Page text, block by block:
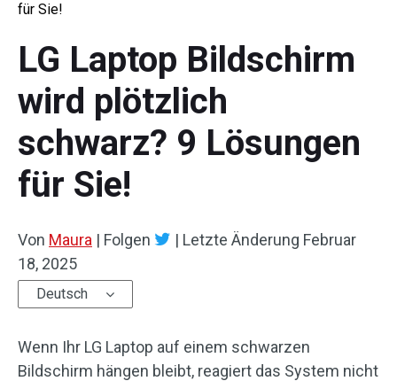
für Sie!
LG Laptop Bildschirm
wird plötzlich
schwarz? 9 Lösungen
für Sie!
Von Maura | Folgen | Letzte Änderung Februar
18, 2025
Deutsch
Wenn Ihr LG Laptop auf einem schwarzen
Bildschirm hängen bleibt, reagiert das System nicht